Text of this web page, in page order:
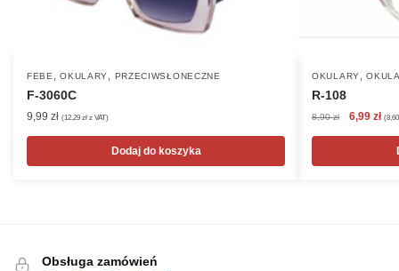
FEBE ,OKULARY PRZECIWSŁONECZNE
F-3060C
9,99 zł (12,29 zł z VAT)
Dodaj do koszyka
OKULARY ,
R-108
8,90zł
Pierwotna
8,90 zł.
6,99 zł (
Obsługa zamówień